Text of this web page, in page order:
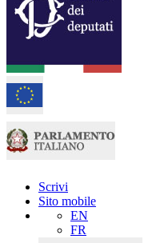
Scrivi
Sito mobile
EN
FR